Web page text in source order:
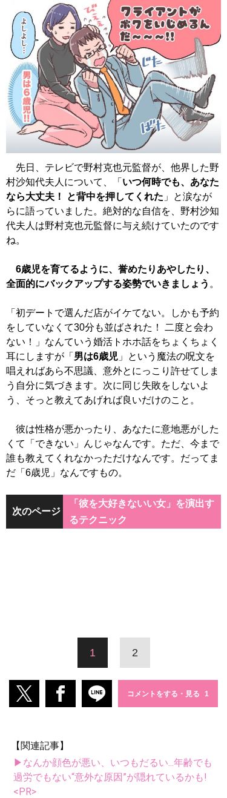
先日、テレビで野村克也元監督が、他界した野
村沙知代夫人について、「 いつ何時でも、あなた
なら大丈夫！ と背中を押してくれた 」と涙なが
らに語っていました。絶対的な自信を、野村沙知
代夫人は野村克也元監督に与え続けていたのです
ね。
6歳児を育てるように、誉めたりあやしたり、
全面的にバックアップする姿勢でいきましょう 。
「初デートで選んだ店がイケてない。しかも予約
をしていなくて30分も並ばされた！ 二度と会わ
ない！」なんていう婚活トホホ話をちょくちょく
耳にしますが「 男は6歳児 」という魔法の呪文を
唱えればあら不思議、意外とにっこり許せてしま
う自分に気づきます。次に同じ失敗をしないよ
う、そっと教えてあげれば良いだけのこと。
彼は性格が悪かったり、あなたに意地悪がした
くて「できない」んじゃなんです。ただ、今まで
誰も教えてくれなかっただけなんです。だってま
だ「6歳児」なんですもの。
次のページ
「彼を大好きないい女」を演出す
るテクニック
1 2
コメントをする・見る
【関連記事】
▶なんか顔色が悪い、いつもだるい...年齢でも
過労でもない“意外な原因”が隠れているかも!
<PR>